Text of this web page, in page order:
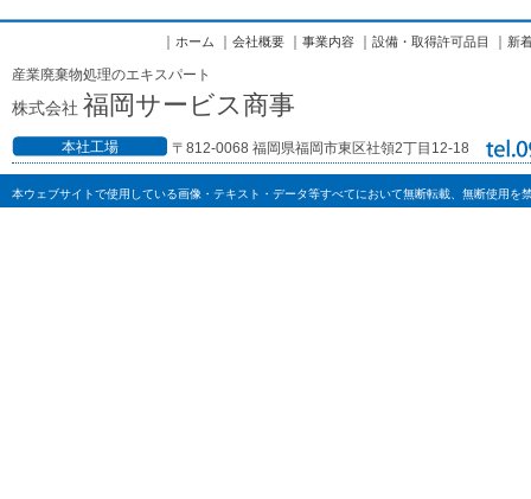
｜ ホーム ｜ 会社概要 ｜ 事業内容 ｜ 設備・取得許可品目 ｜ 新
産業廃棄物処理のエキスパート
株式会社 福岡サービス商事
本社工場 〒812-0068 福岡県福岡市東区社領2丁目12-18
本ウェブサイトで使用している画像・テキスト・データ等すべてにおいて無断転載、無断使用を